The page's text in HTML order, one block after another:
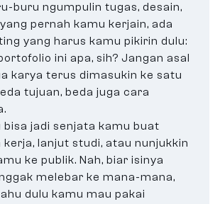
buru ngumpulin tugas, desain,
pernah kamu kerjain, ada
yang harus kamu pikirin dulu:
ini apa, sih? Jangan asal
karya terus dimasukin ke satu
tujuan, beda juga cara
bisa jadi senjata kamu buat
kerja, lanjut studi, atau nunjukkin
ke publik. Nah, biar isinya
melebar ke mana-mana,
dulu kamu mau pakai